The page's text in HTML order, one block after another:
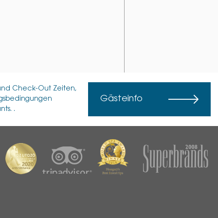
Check-Out Zeiten,
.
Gästeinfo